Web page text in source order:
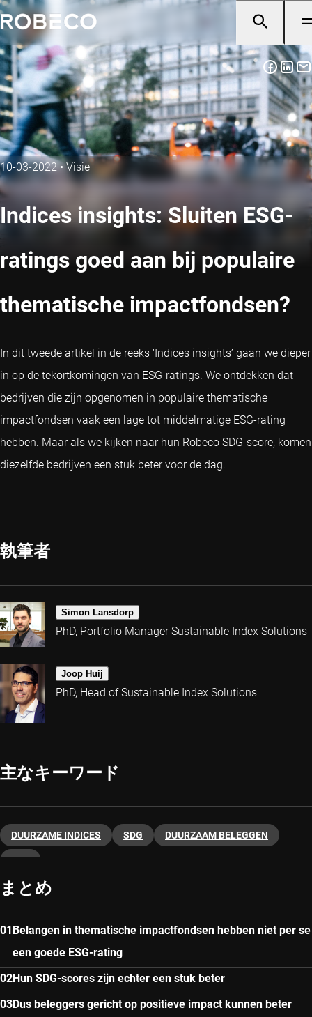
10-03-2022•Visie
Indices insights: Sluiten ESG-
ratings goed aan bij populaire
thematische impactfondsen?
In dit tweede artikel in de reeks ‘Indices insights’ gaan we dieper
in op de tekortkomingen van ESG-ratings. We ontdekken dat
bedrijven die zijn opgenomen in populaire thematische
impactfondsen vaak een lage tot middelmatige ESG-rating
hebben. Maar als we kijken naar hun Robeco SDG-score, komen
diezelfde bedrijven een stuk beter voor de dag.
執筆者
Simon Lansdorp
PhD, Portfolio Manager Sustainable Index Solutions
Joop Huij
PhD, Head of Sustainable Index Solutions
主なキーワード
DUURZAME INDICES SDG DUURZAAM BELEGGEN
ESG
まとめ
Belangen in thematische impactfondsen hebben niet per se
een goede ESG-rating
Hun SDG-scores zijn echter een stuk beter
Dus beleggers gericht op positieve impact kunnen beter